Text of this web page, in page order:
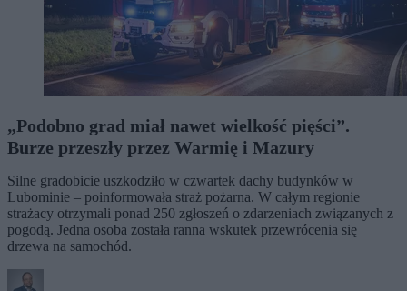
„Podobno grad miał nawet wielkość pięści”.
Burze przeszły przez Warmię i Mazury
Silne gradobicie uszkodziło w czwartek dachy budynków w
Lubominie – poinformowała straż pożarna. W całym regionie
strażacy otrzymali ponad 250 zgłoszeń o zdarzeniach związanych z
pogodą. Jedna osoba została ranna wskutek przewrócenia się
drzewa na samochód.